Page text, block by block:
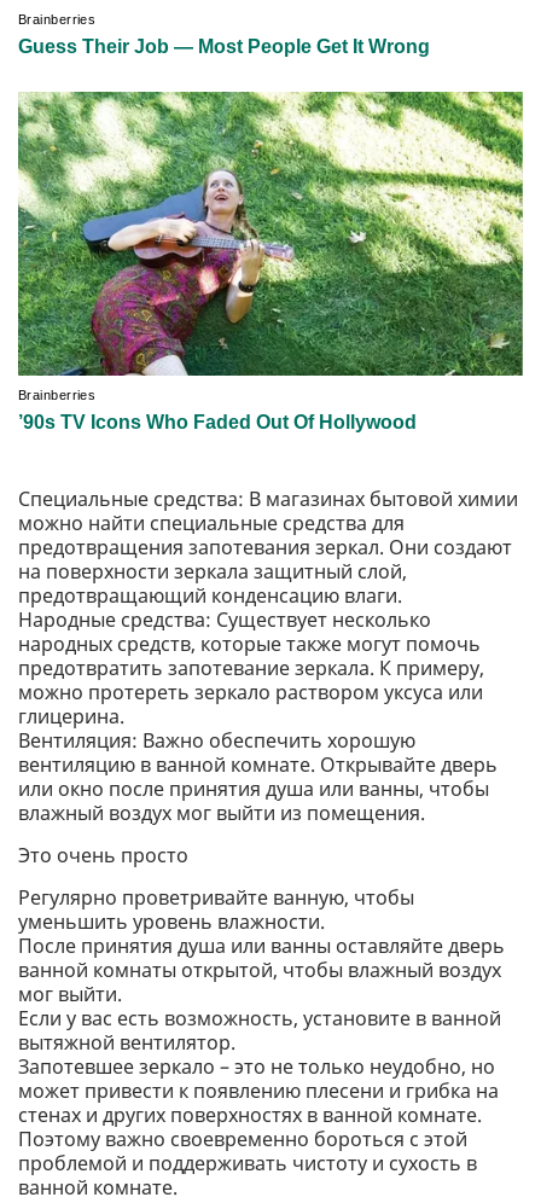
Специальные средства: В магазинах бытовой химии
можно найти специальные средства для
предотвращения запотевания зеркал. Они создают
на поверхности зеркала защитный слой,
предотвращающий конденсацию влаги.
Народные средства: Существует несколько
народных средств, которые также могут помочь
предотвратить запотевание зеркала. К примеру,
можно протереть зеркало раствором уксуса или
глицерина.
Вентиляция: Важно обеспечить хорошую
вентиляцию в ванной комнате. Открывайте дверь
или окно после принятия душа или ванны, чтобы
влажный воздух мог выйти из помещения.
Это очень просто
Регулярно проветривайте ванную, чтобы
уменьшить уровень влажности.
После принятия душа или ванны оставляйте дверь
ванной комнаты открытой, чтобы влажный воздух
мог выйти.
Если у вас есть возможность, установите в ванной
вытяжной вентилятор.
Запотевшее зеркало – это не только неудобно, но
может привести к появлению плесени и грибка на
стенах и других поверхностях в ванной комнате.
Поэтому важно своевременно бороться с этой
проблемой и поддерживать чистоту и сухость в
ванной комнате.